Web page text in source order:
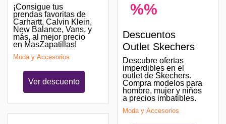
¡Consigue tus
prendas favoritas de
Carhartt, Calvin Klein,
New Balance, Vans, y
más, al mejor precio
en MasZapatillas!
Moda y Accesorios
Ver descuento
%%
Descuentos
Outlet Skechers
Descubre ofertas
imperdibles en el
outlet de Skechers.
Compra modelos para
hombre, mujer y niños
a precios imbatibles.
Moda y Accesorios